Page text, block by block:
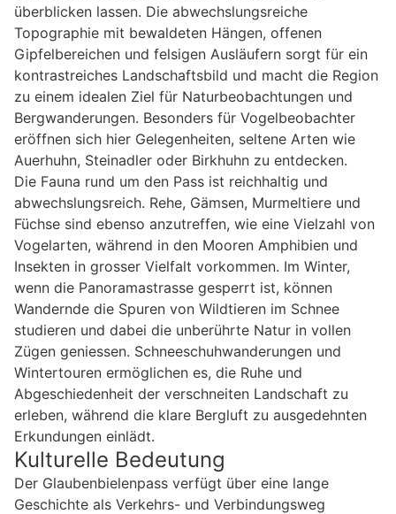
überblicken lassen. Die abwechslungsreiche
Topographie mit bewaldeten Hängen, offenen
Gipfelbereichen und felsigen Ausläufern sorgt für ein
kontrastreiches Landschaftsbild und macht die Region
zu einem idealen Ziel für Naturbeobachtungen und
Bergwanderungen. Besonders für Vogelbeobachter
eröffnen sich hier Gelegenheiten, seltene Arten wie
Auerhuhn, Steinadler oder Birkhuhn zu entdecken.
Die Fauna rund um den Pass ist reichhaltig und
abwechslungsreich. Rehe, Gämsen, Murmeltiere und
Füchse sind ebenso anzutreffen, wie eine Vielzahl von
Vogelarten, während in den Mooren Amphibien und
Insekten in grosser Vielfalt vorkommen. Im Winter,
wenn die Panoramastrasse gesperrt ist, können
Wandernde die Spuren von Wildtieren im Schnee
studieren und dabei die unberührte Natur in vollen
Zügen geniessen. Schneeschuhwanderungen und
Wintertouren ermöglichen es, die Ruhe und
Abgeschiedenheit der verschneiten Landschaft zu
erleben, während die klare Bergluft zu ausgedehnten
Erkundungen einlädt.
Kulturelle Bedeutung
Der Glaubenbielenpass verfügt über eine lange
Geschichte als Verkehrs- und Verbindungsweg